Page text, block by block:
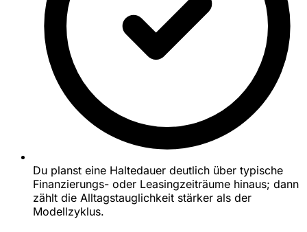
Du planst eine Haltedauer deutlich über typische
Finanzierungs- oder Leasingzeiträume hinaus; dann
zählt die Alltagstauglichkeit stärker als der
Modellzyklus.